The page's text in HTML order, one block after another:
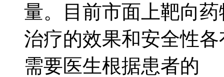
量。目前市面上靶向
治疗的效果和安全性
需要医生根据患者的